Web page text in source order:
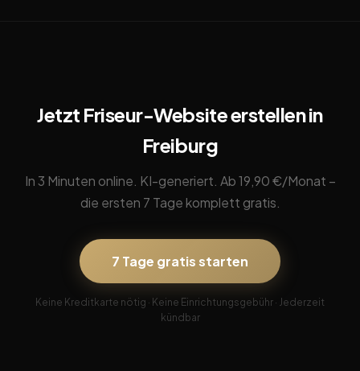
Jetzt Friseur-Website erstellen in
Freiburg
In 3 Minuten online. KI-generiert. Ab 19,90 €/Monat –
die ersten 7 Tage komplett gratis.
7 Tage gratis starten
Keine Kreditkarte nötig · Keine Einrichtungsgebühr · Jederzeit
kündbar